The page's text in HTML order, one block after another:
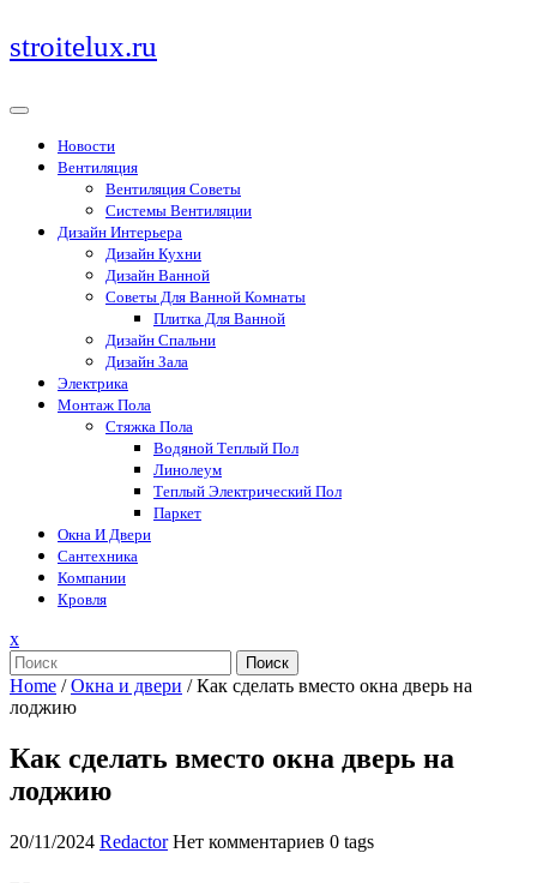
Перейти
к
stroitelux.ru
Новости
Вентиляция
Вентиляция Советы
Системы Вентиляции
Дизайн Интерьера
Дизайн Кухни
Дизайн Ванной
Советы Для Ванной Комнаты
Плитка Для Ванной
Дизайн Спальни
Дизайн Зала
Электрика
Монтаж Пола
Стяжка Пола
Водяной Теплый Пол
Линолеум
Теплый Электрический Пол
Паркет
Окна И Двери
Сантехника
Компании
Кровля
xЗакрыть
меню
Поиск
Home /Окна и двери /Как сделать вместо окна дверь на
лоджию
Как сделать вместо окна дверь на
лоджию
20/11/2024 Redactor Нет комментариев 0 tags